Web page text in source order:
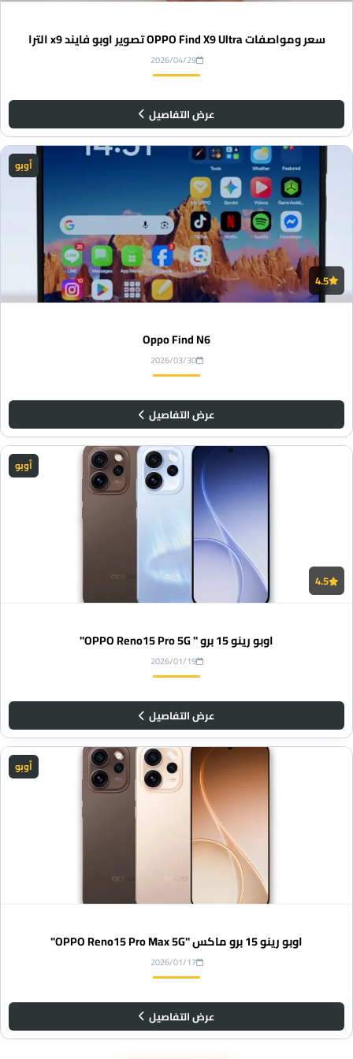
سعر ومواصفات OPPO Find X9 Ultra تصوير اوبو فايند x9 الترا
2026/04/29
عرض التفاصيل
أوبو
4.5
Oppo Find N6
2026/03/30
عرض التفاصيل
أوبو
4.5
اوبو رينو 15 برو " OPPO Reno15 Pro 5G"
2026/01/19
عرض التفاصيل
أوبو
اوبو رينو 15 برو ماكس "OPPO Reno15 Pro Max 5G"
2026/01/17
عرض التفاصيل